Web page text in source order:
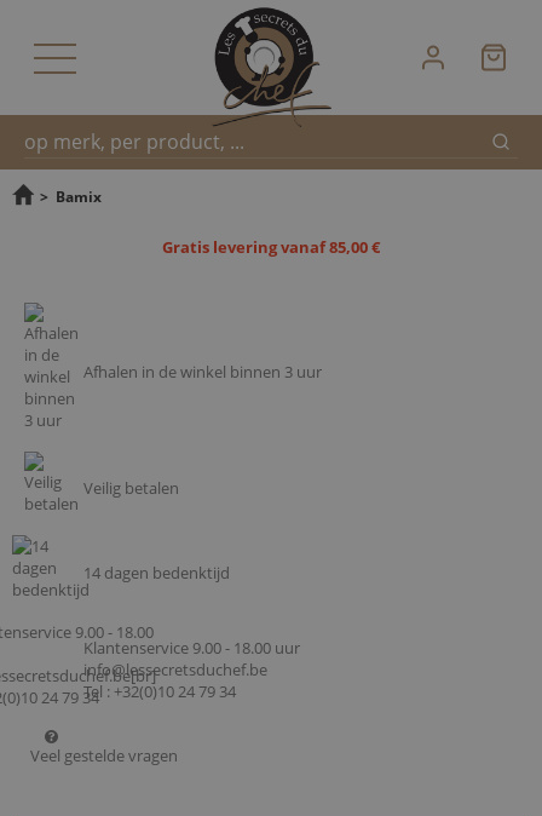
Snel
> Bamix
Gratis levering vanaf 85,00 €
Afhalen in de winkel binnen 3 uur
Veilig betalen
14 dagen bedenktijd
Klantenservice 9.00 - 18.00 uur
info@lessecretsduchef.be
Tel : +32(0)10 24 79 34
Veel gestelde vragen